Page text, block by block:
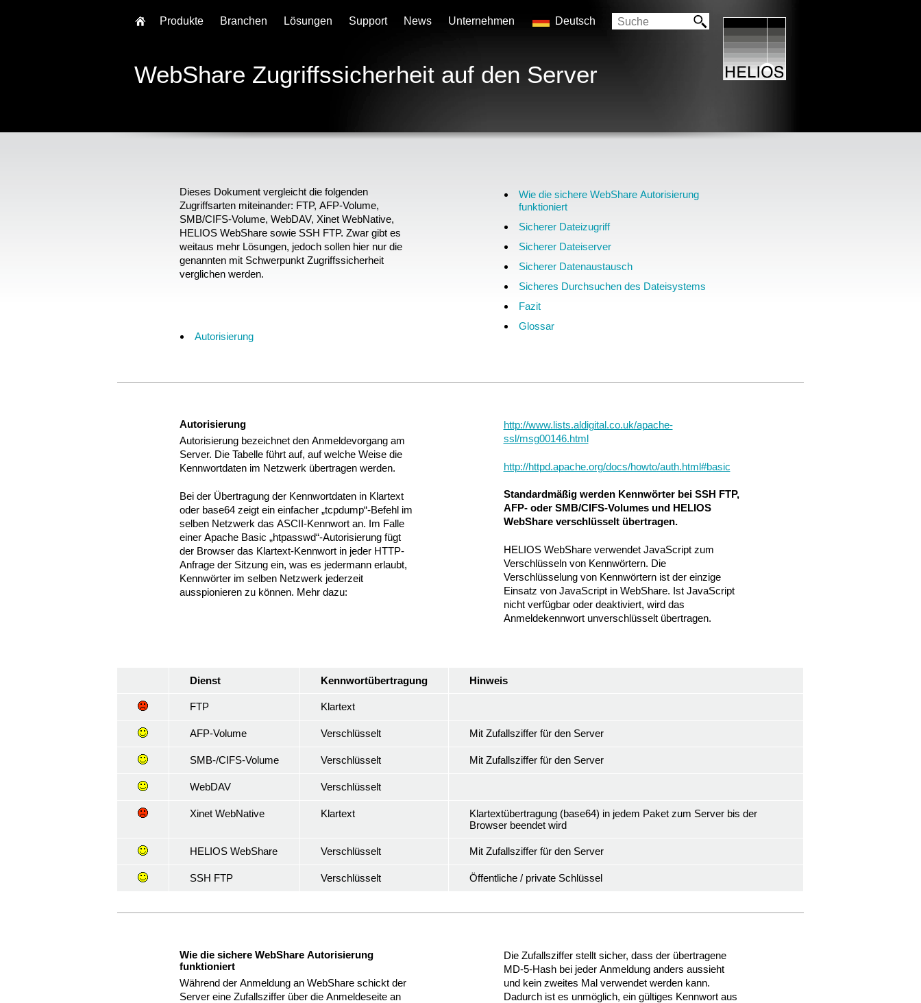
WebShare Zugriffssicherheit auf den Server
Dieses Dokument vergleicht die folgenden
Zugriffsarten miteinander: FTP, AFP-Volume,
SMB/CIFS-Volume, WebDAV, Xinet WebNative,
HELIOS WebShare sowie SSH FTP. Zwar gibt es
weitaus mehr Lösungen, jedoch sollen hier nur die
genannten mit Schwerpunkt Zugriffssicherheit
verglichen werden.
Autorisierung
Wie die sichere WebShare Autorisierung
funktioniert
Sicherer Dateizugriff
Sicherer Dateiserver
Sicherer Datenaustausch
Sicheres Durchsuchen des Dateisystems
Fazit
Glossar
Autorisierung
Autorisierung bezeichnet den Anmeldevorgang am
Server. Die Tabelle führt auf, auf welche Weise die
Kennwortdaten im Netzwerk übertragen werden.
Bei der Übertragung der Kennwortdaten in Klartext
oder base64 zeigt ein einfacher „tcpdump“-Befehl im
selben Netzwerk das ASCII-Kennwort an. Im Falle
einer Apache Basic „htpasswd“-Autorisierung fügt
der Browser das Klartext-Kennwort in jeder HTTP-
Anfrage der Sitzung ein, was es jedermann erlaubt,
Kennwörter im selben Netzwerk jederzeit
ausspionieren zu können. Mehr dazu:
http://www.lists.aldigital.co.uk/apache-
ssl/msg00146.html
http://httpd.apache.org/docs/howto/auth.html#basic
Standardmäßig werden Kennwörter bei SSH FTP,
AFP- oder SMB/CIFS-Volumes und HELIOS
WebShare verschlüsselt übertragen.
HELIOS WebShare verwendet JavaScript zum
Verschlüsseln von Kennwörtern. Die
Verschlüsselung von Kennwörtern ist der einzige
Einsatz von JavaScript in WebShare. Ist JavaScript
nicht verfügbar oder deaktiviert, wird das
Anmeldekennwort unverschlüsselt übertragen.
Dienst Kennwortübertragung Hinweis
FTP Klartext
AFP-Volume Verschlüsselt Mit Zufallsziffer für den Server
SMB-/CIFS-Volume Verschlüsselt Mit Zufallsziffer für den Server
WebDAV Verschlüsselt
Xinet WebNative Klartext
Klartextübertragung (base64) in jedem Paket zum Server bis der
Browser beendet wird
HELIOS WebShare Verschlüsselt Mit Zufallsziffer für den Server
SSH FTP Verschlüsselt Öffentliche / private Schlüssel
Wie die sichere WebShare Autorisierung
funktioniert
Während der Anmeldung an WebShare schickt der
Server eine Zufallsziffer über die Anmeldeseite an
Die Zufallsziffer stellt sicher, dass der übertragene
MD-5-Hash bei jeder Anmeldung anders aussieht
und kein zweites Mal verwendet werden kann.
Dadurch ist es unmöglich, ein gültiges Kennwort aus
Produkte Branchen Lösungen Support News Unternehmen Deutsch